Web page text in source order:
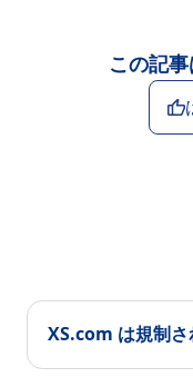
この記
XS.com は規制